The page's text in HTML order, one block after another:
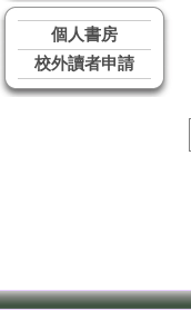
個人書房
校外讀者申請